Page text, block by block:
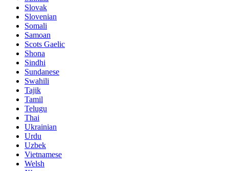
Slovak
Slovenian
Somali
Samoan
Scots Gaelic
Shona
Sindhi
Sundanese
Swahili
Tajik
Tamil
Telugu
Thai
Ukrainian
Urdu
Uzbek
Vietnamese
Welsh